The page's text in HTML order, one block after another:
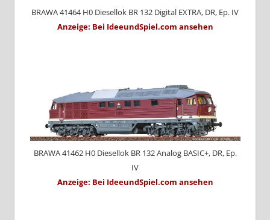
BRAWA 41464 H0 Diesellok BR 132 Digital EXTRA, DR, Ep. IV
Anzeige: Bei IdeeundSpiel.com ansehen
BRAWA 41462 H0 Diesellok BR 132 Analog BASIC+, DR, Ep.
IV
Anzeige: Bei IdeeundSpiel.com ansehen